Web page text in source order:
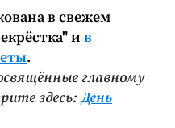
в свежем
и в
.
главному
здесь:День